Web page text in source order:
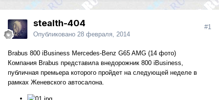
stealth-404
Опубликовано 28 февраля, 2014
#1
Brabus 800 iBusiness Mercedes-Benz G65 AMG (14 фото)
Компания Brabus представила внедорожник 800 iBusiness,
публичная премьера которого пройдет на следующей неделе в
рамках Женевского автосалона.